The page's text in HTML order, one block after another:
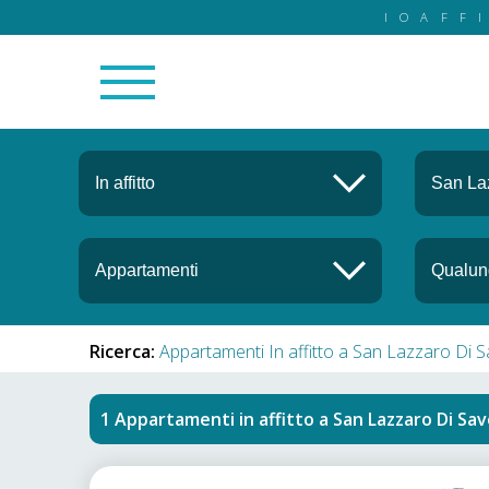
Ricerca: Appartamenti In affitto a San Lazzaro Di
Appartamenti in affitto a San Lazzaro Di